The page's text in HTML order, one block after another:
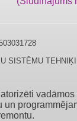
SISTĒMU TEHNIĶI
ēti vadāmos
un programmē